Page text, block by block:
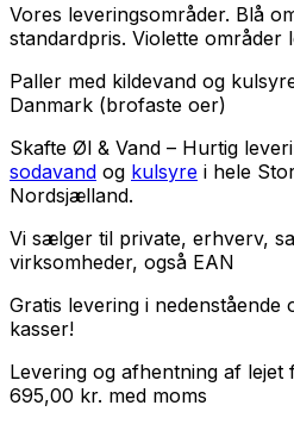
Vores leveringsområder. Blå
standardpris. Violette områder
Paller med kildevand og
Danmark (brofaste oer)
Skafte Øl & Vand – Hurtig
sodavand og kulsyre i hele
Nordsjælland.
Vi sælger til private, erhverv,
virksomheder, også EAN
Gratis levering i nedenstående
kasser!
Levering og afhentning af
695,00 kr. med moms